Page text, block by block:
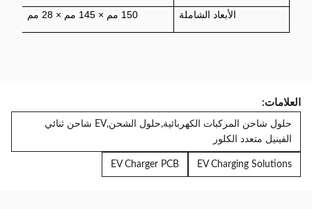
الأبعاد الشاملة 150 مم × 145 مم × 28 مم
العلامات:
حلول شاحن المركبات الكهربائية,حلول الشحن,EV شاحن ثنائي
الفينيل متعدد الكلور
EV Charging Solutions
EV Charger PCB